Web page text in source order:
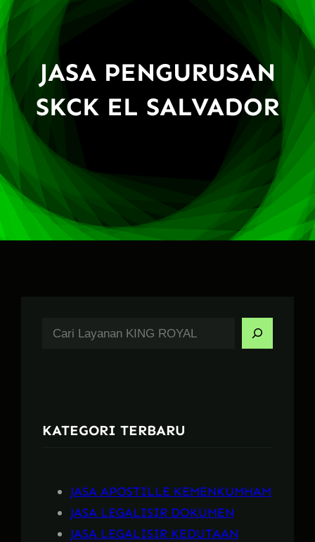
JASA PENGURUSAN
SKCK EL SALVADOR
h
KATEGORI TERBARU
JASA APOSTILLE KEMENKUMHAM
JASA LEGALISIR DOKUMEN
JASA LEGALISIR KEDUTAAN